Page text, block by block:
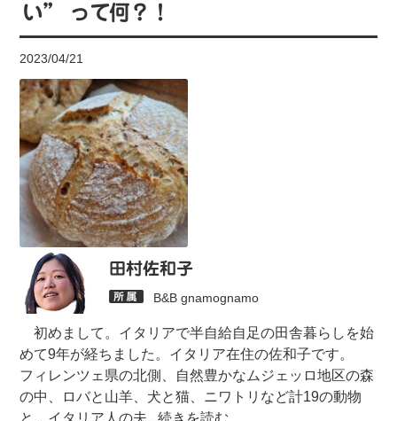
い” って何？！
2023/04/21
田村佐和子
B&B gnamognamo
初めまして。イタリアで半自給自足の田舎暮らしを始
めて9年が経ちました。イタリア在住の佐和子です。
フィレンツェ県の北側、自然豊かなムジェッロ地区の森
の中、ロバと山羊、犬と猫、ニワトリなど計19の動物
と、イタリア人の夫...続きを読む